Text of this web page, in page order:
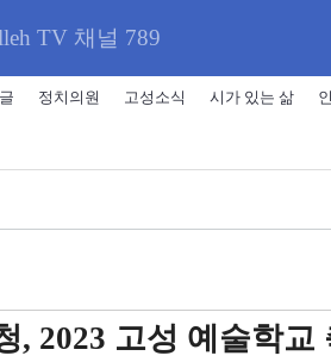
TV 채널 789
정치의원 고성소식 시가 있는 삶
, 2023 고성 예술학교